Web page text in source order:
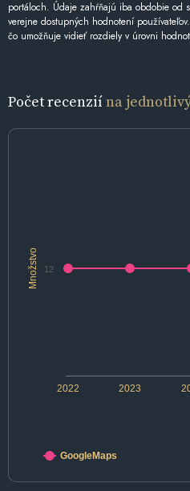
portáloch. Údaje zahŕňajú iba obdobie od
verejne dostupných hodnotení
čo umožňuje vidieť rozdiely v úrovni
Počet recenziína
Množstvo
2022 2023
12
GoogleMaps